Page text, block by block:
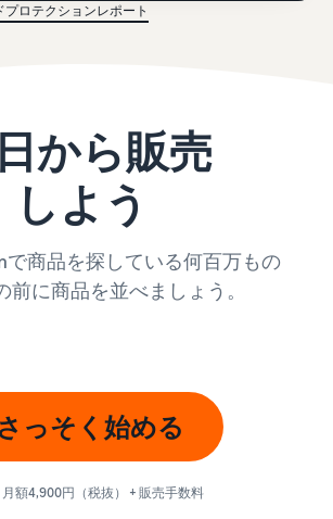
プロテクションレポート
から販売
しよう
で商品を探している何百万もの
前に商品を並べましょう。
さっそく始める
月額4,900円（税抜） + 販売手数料